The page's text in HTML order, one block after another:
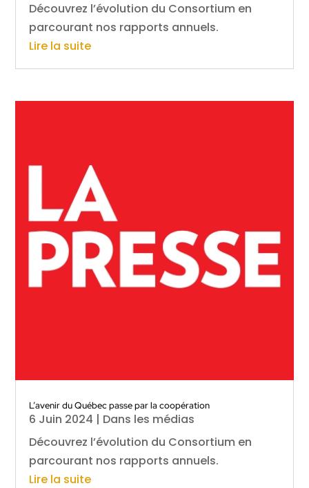
Découvrez l’évolution du Consortium en
parcourant nos rapports annuels.
Lire la suite
L’avenir du Québec passe par la coopération
6 Juin 2024 | Dans les médias
Découvrez l’évolution du Consortium en
parcourant nos rapports annuels.
Lire la suite